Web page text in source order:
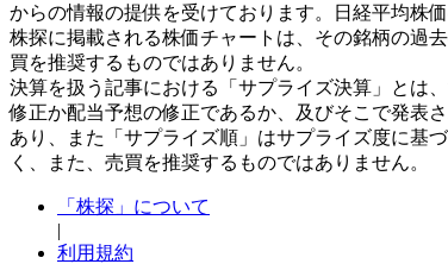
からの情報の提供を受けております。日経平均株
株探に掲載される株価チャートは、その銘柄の過
買を推奨するものではありません。
決算を扱う記事における「サプライズ決算」とは
修正か配当予想の修正であるか、及びそこで発表
あり、また「サプライズ順」はサプライズ度に基
く、また、売買を推奨するものではありません。
「株探」について
|
利用規約